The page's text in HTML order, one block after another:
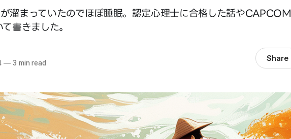
溜まっていたのでほぼ睡眠。認定心理士に合格した話やCAPCOM
書きました。
— 3 min read Share